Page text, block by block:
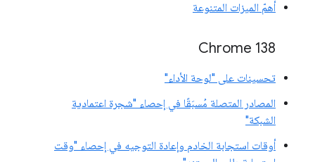
أهمّ الميزات المتنوعة
‫Chrome 138
تحسينات على "لوحة الأداء"
المصادر المتصلة مُسبَقًا في إحصاء "شجرة اعتمادية
الشبكة"
أوقات استجابة الخادم وإعادة التوجيه في إحصاء "وقت